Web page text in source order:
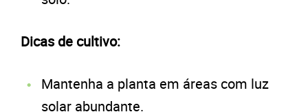
Dicas de cultivo:
Mantenha a planta em áreas com luz
solar abundante.